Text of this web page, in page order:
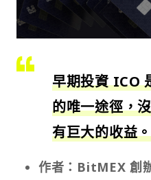
早期投資 ICO
的唯一途徑，
有巨大的收益。
作者：BitMEX 創